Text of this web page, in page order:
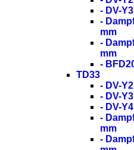
- DV-
-
mm
-
mm
-
TD33
- DV-
- DV-
- DV-
-
mm
-